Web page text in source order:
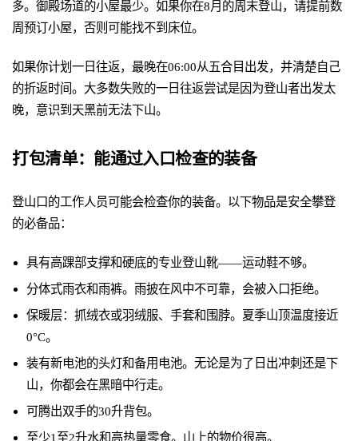
多。御殿场道的小屋最少。如果你在8月的周末登山，请提前数
周预订小屋，否则可能找不到床位。
如果你计划一日往返，最晚在06:00从五合目出发，并清楚自己
的折返时间。大多数失败的一日往返尝试是因为登山者出发太
晚，意识到天黑前无法下山。
打包清单：能通过入口检查的装备
登山口的工作人员可能会检查你的装备。以下物品是安全攀登
的必备品：
具有高踝部支撑和硬底的专业登山靴——运动鞋不够。
分体式雨衣和雨裤。雨披在风中不可靠，会被入口拒绝。
保暖层：抓绒衣或羽绒服、手套和围脖。夏季山顶温度接近
0°C。
装有新电池的头灯和备用电池。无论是为了日出冲刺还是下
山，你都会在黑暗中行走。
可腾出双手的30升背包。
至少1至2升水和高热量零食。山上的物价很高。